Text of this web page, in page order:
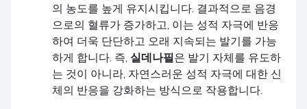
의 농도를 높게 유지시킵니다. 결과적으로 음경
으로의 혈류가 증가하고, 이는 성적 자극에 반응
하여 더욱 단단하고 오래 지속되는 발기를 가능
하게 합니다. 즉, 실데나필은 발기 자체를 유도하
는 것이 아니라, 자연스러운 성적 자극에 대한 신
체의 반응을 강화하는 방식으로 작용합니다.